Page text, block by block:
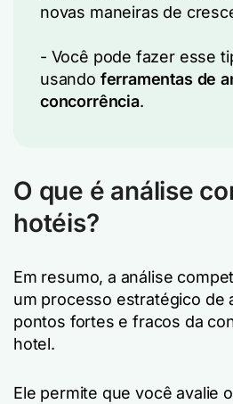
novas maneiras de
- Você pode fazer esse
usando ferramentas de
concorrência.
O que é análise
hotéis?
Em resumo, a análise
um processo estratégico de
pontos fortes e fracos da
hotel.
Ele permite que você avalie